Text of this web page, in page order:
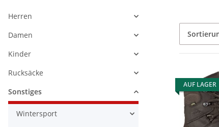
AUF LAGER
Herren
Damen
Kinder
Rucksäcke
Sonstiges
Wintersport